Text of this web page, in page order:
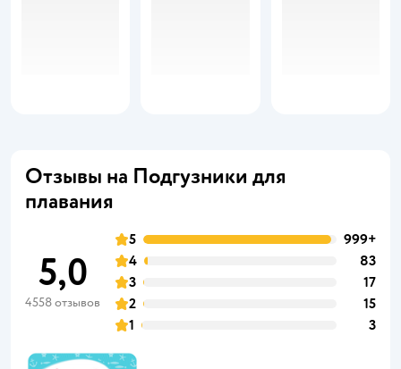
Отзывы на Подгузники для
плавания
5,0
4558 отзывов
5
999+
4
83
3
17
2
15
1
3